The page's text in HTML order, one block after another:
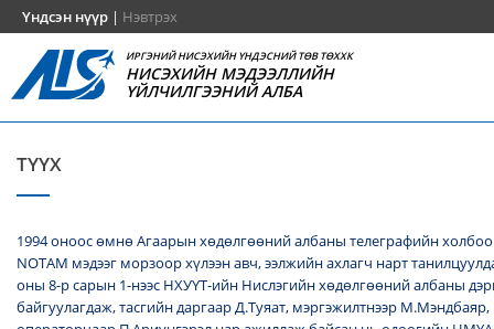
Үндсэн нүүр | Нэвтрэх
ИРГЭНИЙ НИСЭХИЙН ҮНДЭСНИЙ ТӨВ ТӨХХК
НИСЭХИЙН МЭДЭЭЛЛИЙН
ҮЙЛЧИЛГЭЭНИЙ АЛБА
ТҮҮХ
1994 оноос өмнө Агаарын хөдөлгөөний албаны телеграфийн
NОТАМ мэдээг морзоор хүлээн авч, ээлжийн ахлагч нарт
оны 8-р сарын 1-нээс НХУҮТ-ийн Нислэгийн хөдөлгөөний албаны
байгуулагдаж, тасгийн даргаар Д.Туяат, мэргэжилтнээр